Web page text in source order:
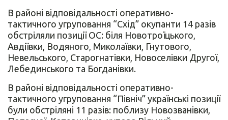
В районі відповідальності оперативно-
тактичного угруповання “Схід” окупанти 14 разів
обстріляли позиції ОС: біля Новотроїцького,
Авдіївки, Водяного, Миколаївки, Гнутового,
Невельського, Старогнатівки, Новоселівки Другої,
Лебединського та Богданівки.
В районі відповідальності оперативно-
тактичного угруповання “Північ” українські позиції
були обстріляні 11 разів: поблизу Новозванівки,